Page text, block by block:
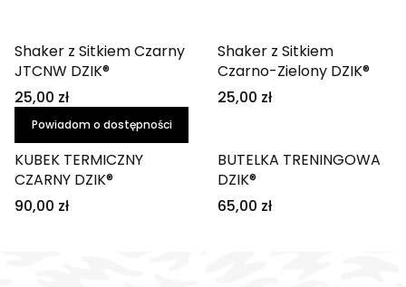
Shaker z Sitkiem Czarny
JTCNW DZIK®
25,00 zł
Shaker z Sitkiem
Czarno-Zielony DZIK®
25,00 zł
Powiadom o dostępności
KUBEK TERMICZNY
CZARNY DZIK®
90,00 zł
BUTELKA TRENINGOWA
DZIK®
65,00 zł